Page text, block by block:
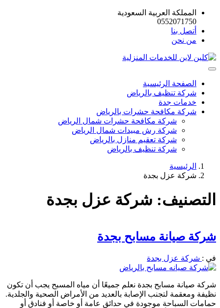
المملكة العربية السعودية
0552071750
أتصل بنا
من نحن
الصفحة الرئيسية
شركة تنظيف بالرياض
خدمات جدة
شركة مكافحة حشرات بالرياض
شركة مكافحة حشرات شمال الرياض
شركة رش مبيدات شمال الرياض
شركة تعقيم منازل بالرياض
شركة تنظيف بالرياض
الرئيسية
شركة عزل بجدة
التصنيف: شركة عزل بجدة
شركة صيانة مسابح بجدة
في : شركة عزل بجدة
شركة صيانة مسابح بجدة نعلم جميعًا أن مياه المسبح يجب أن تكون
نظيفة ومعقمة لتجنب الإصابة بالعديد من الأمراض الصحية والجلدية.
حمامات السباحة موجودة في حدائق عامة أو خاصة أو فنادق أو